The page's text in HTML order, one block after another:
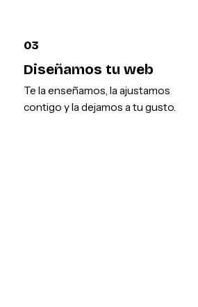
03
Diseñamos tu web
Te la enseñamos, la ajustamos
contigo y la dejamos a tu gusto.